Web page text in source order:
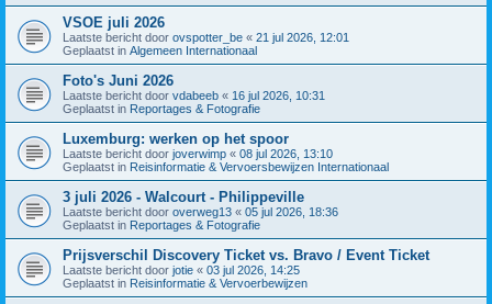
VSOE juli 2026
Laatste bericht door ovspotter_be « 21 jul 2026, 12:01
Geplaatst in Algemeen Internationaal
Foto's Juni 2026
Laatste bericht door vdabeeb « 16 jul 2026, 10:31
Geplaatst in Reportages & Fotografie
Luxemburg: werken op het spoor
Laatste bericht door joverwimp « 08 jul 2026, 13:10
Geplaatst in Reisinformatie & Vervoersbewijzen Internationaal
3 juli 2026 - Walcourt - Philippeville
Laatste bericht door overweg13 « 05 jul 2026, 18:36
Geplaatst in Reportages & Fotografie
Prijsverschil Discovery Ticket vs. Bravo / Event Ticket
Laatste bericht door jotie « 03 jul 2026, 14:25
Geplaatst in Reisinformatie & Vervoerbewijzen